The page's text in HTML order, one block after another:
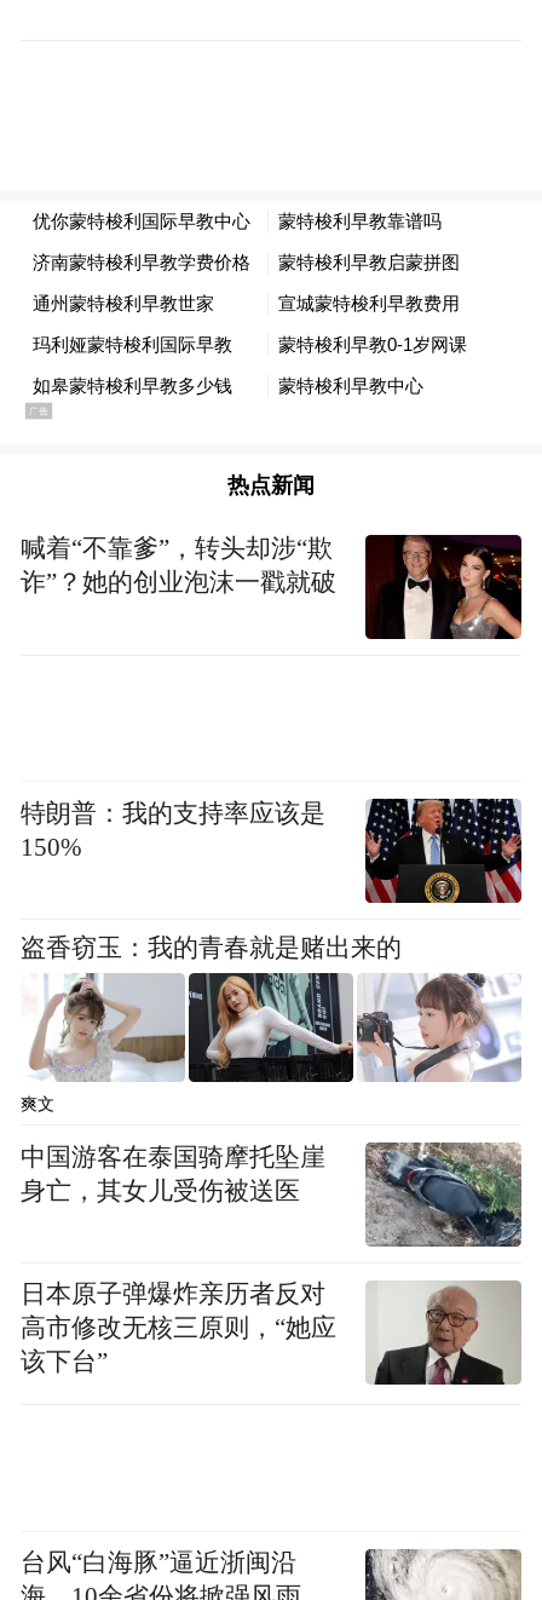
又可借助便捷的通勤条件吸引和稳定人才，
保障项目投产后的可持续发展。
生益电子自扎根东城以来，始终深耕印制电
路板（PCB）领域。此次新项目的落地，延
续了企业深耕高端制造的发展路径，将打造
化系统，重点聚焦人工智能算力、高密互联
前沿领域，达产后将进一步扩大企业在高端
PCB领域的竞争优势，带动相关产业链集聚
提速高质量发展新征程
千亿企业再拓疆，智创东城启新篇。此次生
益电子人工智能计算HDI生产基地建设项目
的动工，不仅是生益电子实现高质量发展的
市发展战略目标，持续优化营商环境、狠抓
热点新闻
喊着“不靠爹”，转头却涉“欺
诈”？她的创业泡沫一戳就破
特朗普：我的支持率应该是
150%
盗香窃玉：我的青春就是赌出来的
爽文
中国游客在泰国骑摩托坠崖
身亡，其女儿受伤被送医
日本原子弹爆炸亲历者反对
高市修改无核三原则，“她应
该下台”
台风“白海豚”逼近浙闽沿